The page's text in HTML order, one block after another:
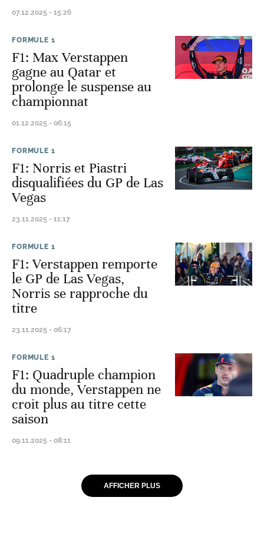
07.12.2025 - 15:26
FORMULE 1
F1: Max Verstappen
gagne au Qatar et
prolonge le suspense au
championnat
01.12.2025 - 06:15
FORMULE 1
F1: Norris et Piastri
disqualifiées du GP de Las
Vegas
23.11.2025 - 11:17
FORMULE 1
F1: Verstappen remporte
le GP de Las Vegas,
Norris se rapproche du
titre
23.11.2025 - 06:17
FORMULE 1
F1: Quadruple champion
du monde, Verstappen ne
croit plus au titre cette
saison
09.11.2025 - 08:11
AFFICHER PLUS